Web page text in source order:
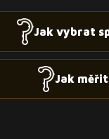
Jak vybrat
Jak